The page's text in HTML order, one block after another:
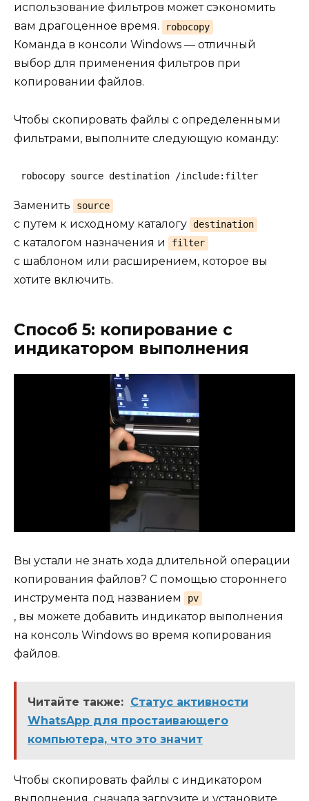
использование фильтров может сэкономить
вам драгоценное время.
robocopy
Команда в консоли Windows — отличный
выбор для применения фильтров при
копировании файлов.
Чтобы скопировать файлы с определенными
фильтрами, выполните следующую команду:
robocopy source destination /include:filter
Заменить source
с путем к исходному каталогу destination
с каталогом назначения и filter
с шаблоном или расширением, которое вы
хотите включить.
Способ 5: копирование с
индикатором выполнения
Вы устали не знать хода длительной операции
копирования файлов? С помощью стороннего
инструмента под названием
pv
, вы можете добавить индикатор выполнения
на консоль Windows во время копирования
файлов.
Читайте также: Статус активности
WhatsApp для простаивающего
компьютера, что это значит
Чтобы скопировать файлы с индикатором